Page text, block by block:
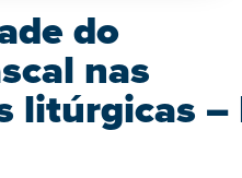
do
nas
litúrgicas –